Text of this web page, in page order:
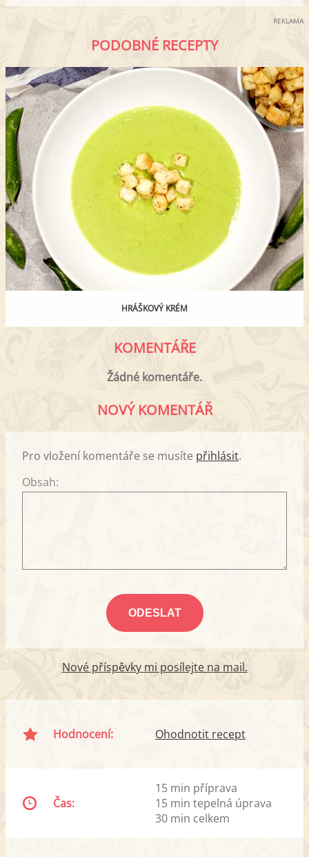
REKLAMA
PODOBNÉ RECEPTY
HRÁŠKOVÝ KRÉM
KOMENTÁŘE
Žádné komentáře.
NOVÝ KOMENTÁŘ
Pro vložení komentáře se musíte přihlásit.
Obsah:
Nové příspěvky mi posílejte na mail.
Hodnocení: Ohodnotit recept
Čas:
15 min příprava
15 min tepelná úprava
30 min celkem